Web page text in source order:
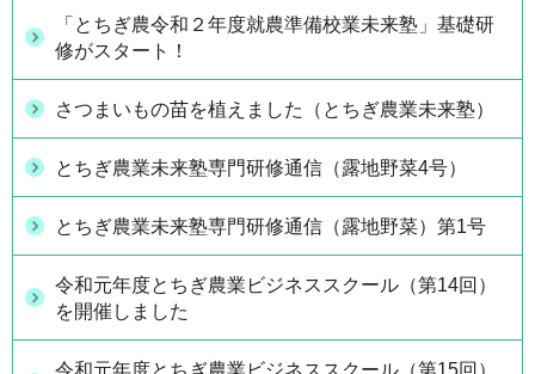
「とちぎ農令和２年度就農準備校業未来塾」基礎研
修がスタート！
さつまいもの苗を植えました（とちぎ農業未来塾）
とちぎ農業未来塾専門研修通信（露地野菜4号）
とちぎ農業未来塾専門研修通信（露地野菜）第1号
令和元年度とちぎ農業ビジネススクール（第14回）
を開催しました